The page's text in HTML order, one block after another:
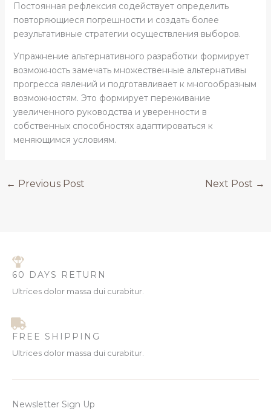
Постоянная рефлексия содействует определить
повторяющиеся погрешности и создать более
результативные стратегии осуществления выборов.
Упражнение альтернативного разработки формирует
возможность замечать множественные альтернативы
прогресса явлений и подготавливает к многообразным
возможностям. Это формирует переживание
увеличенного руководства и уверенности в
собственных способностях адаптироваться к
меняющимся условиям.
← Previous Post Next Post →
60 DAYS RETURN
Ultrices dolor massa dui curabitur.
FREE SHIPPING
Ultrices dolor massa dui curabitur.
Newsletter Sign Up